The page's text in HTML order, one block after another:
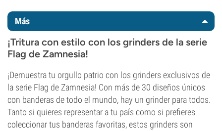
Más
¡Tritura con estilo con los grinders de la serie
Flag de Zamnesia!
¡Demuestra tu orgullo patrio con los grinders exclusivos de
la serie Flag de Zamnesia! Con más de 30 diseños únicos
con banderas de todo el mundo, hay un grinder para todos.
Tanto si quieres representar a tu país como si prefieres
coleccionar tus banderas favoritas, estos grinders son